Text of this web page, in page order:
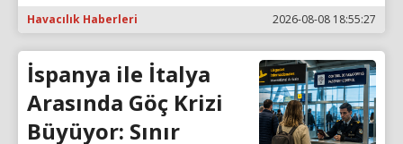
Havacılık Haberleri 2026-08-08 18:55:27
İspanya ile İtalya
Arasında Göç Krizi
Büyüyor: Sınır